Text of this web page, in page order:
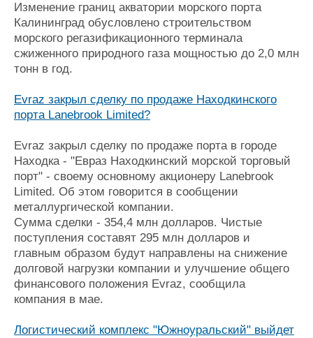
Изменение границ акватории морского порта
Калининград обусловлено строительством
морского регазификационного терминала
сжиженного природного газа мощностью до 2,0 млн
тонн в год.
Evraz закрыл сделку по продаже Находкинского
порта Lanebrook Limited?
Evraz закрыл сделку по продаже порта в городе
Находка - "Евраз Находкинский морской торговый
порт" - своему основному акционеру Lanebrook
Limited. Об этом говорится в сообщении
металлургической компании.
Сумма сделки - 354,4 млн долларов. Чистые
поступления составят 295 млн долларов и
главным образом будут направлены на снижение
долговой нагрузки компании и улучшение общего
финансового положения Evraz, сообщила
компания в мае.
Логистический комплекс "Южноуральский" выйдет